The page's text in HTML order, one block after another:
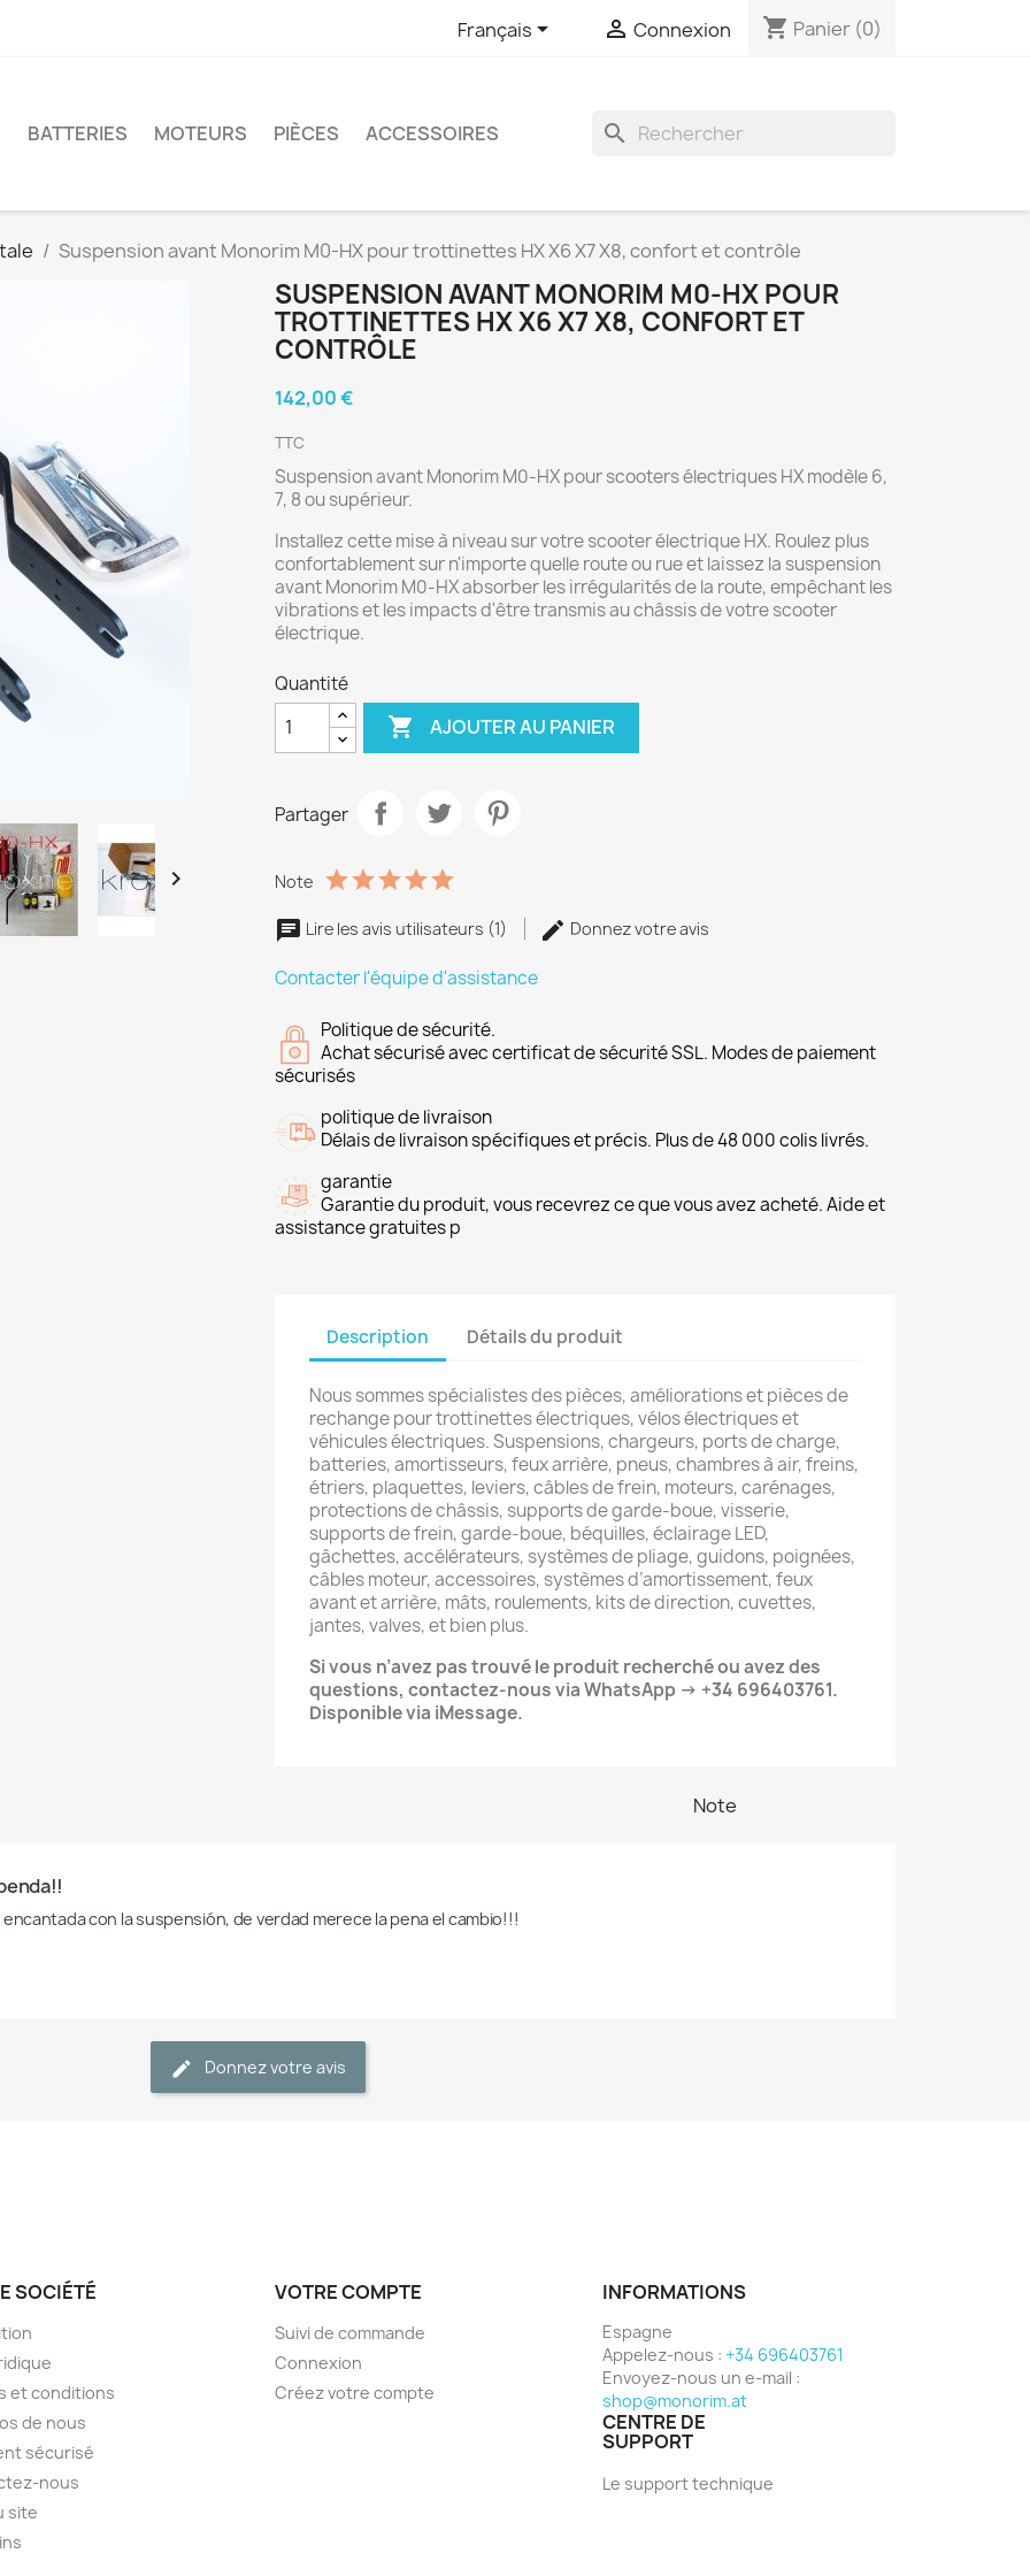
Français  Connexion shopping_cart Panier (0)
BATTERIES MOTEURS PIÈCES ACCESSOIRES search
Suspension avant Monorim M0-HX pour trottinettes HX X6 X7 X8, confort et contrôle

SUSPENSION AVANT MONORIM M0-HX POUR
TROTTINETTES HX X6 X7 X8, CONFORT ET
CONTRÔLE
142,00 €
TTC
Suspension avant Monorim M0-HX pour scooters électriques HX modèle 6,
7, 8 ou supérieur.
Installez cette mise à niveau sur votre scooter électrique HX. Roulez plus
confortablement sur n'importe quelle route ou rue et laissez la suspension
avant Monorim M0-HX absorber les irrégularités de la route, empêchant les
vibrations et les impacts d'être transmis au châssis de votre scooter
électrique.
Quantité
 AJOUTER AU PANIER
Partager
Note
Lire les avis utilisateurs (1) Donnez votre avis
Contacter l'équipe d'assistance
Politique de sécurité.
Achat sécurisé avec certificat de sécurité SSL. Modes de paiement
sécurisés
politique de livraison
Délais de livraison spécifiques et précis. Plus de 48 000 colis livrés.
garantie
Garantie du produit, vous recevrez ce que vous avez acheté. Aide et
assistance gratuites p
Description Détails du produit
Nous sommes spécialistes des pièces, améliorations et pièces de
rechange pour trottinettes électriques, vélos électriques et
véhicules électriques. Suspensions, chargeurs, ports de charge,
batteries, amortisseurs, feux arrière, pneus, chambres à air, freins,
étriers, plaquettes, leviers, câbles de frein, moteurs, carénages,
protections de châssis, supports de garde-boue, visserie,
supports de frein, garde-boue, béquilles, éclairage LED,
gâchettes, accélérateurs, systèmes de pliage, guidons, poignées,
câbles moteur, accessoires, systèmes d’amortissement, feux
avant et arrière, mâts, roulements, kits de direction, cuvettes,
jantes, valves, et bien plus.
Si vous n’avez pas trouvé le produit recherché ou avez des
questions, contactez-nous via WhatsApp → +34 696403761.
Disponible via iMessage.
Note
con la suspensión, de verdad merece la pena el cambio!!!
Donnez votre avis
SOCIÉTÉ
et conditions
de nous
sécurisé
nous
site
VOTRE COMPTE
Suivi de commande
Connexion
Créez votre compte
INFORMATIONS
Espagne
Appelez-nous : +34 696403761
Envoyez-nous un e-mail :
shop@monorim.at
CENTRE DE
SUPPORT
Le support technique